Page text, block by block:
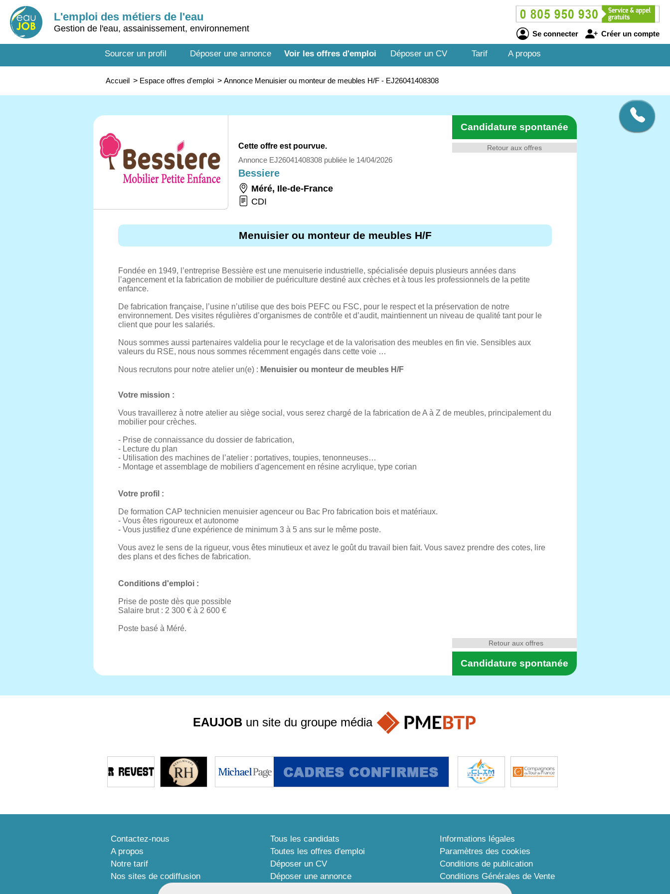
L'emploi des métiers de l'eau
Gestion de l'eau, assainissement, environnement
Se connecter Créer un compte
Sourcer un profil Déposer une annonce Voir les offres d'emploi Déposer un CV Tarif A propos
Accueil > Espace offres d'emploi > Annonce Menuisier ou monteur de meubles H/F - EJ26041408308
Retour aux offres
Candidature spontanée
Cette offre est pourvue.
Annonce EJ26041408308 publiée le 14/04/2026
Bessiere
Méré, Ile-de-France
CDI
Menuisier ou monteur de meubles H/F
Fondée en 1949, l’entreprise Bessière est une menuiserie industrielle, spécialisée depuis plusieurs années dans
l’agencement et la fabrication de mobilier de puériculture destiné aux crèches et à tous les professionnels de la petite
enfance.
De fabrication française, l’usine n’utilise que des bois PEFC ou FSC, pour le respect et la préservation de notre
environnement. Des visites régulières d’organismes de contrôle et d’audit, maintiennent un niveau de qualité tant pour le
client que pour les salariés.
Nous sommes aussi partenaires valdelia pour le recyclage et de la valorisation des meubles en fin vie. Sensibles aux
valeurs du RSE, nous nous sommes récemment engagés dans cette voie …
Nous recrutons pour notre atelier un(e) : Menuisier ou monteur de meubles H/F
Votre mission :
Vous travaillerez à notre atelier au siège social, vous serez chargé de la fabrication de A à Z de meubles, principalement du
mobilier pour crèches.
- Prise de connaissance du dossier de fabrication,
- Lecture du plan
- Utilisation des machines de l’atelier : portatives, toupies, tenonneuses…
- Montage et assemblage de mobiliers d'agencement en résine acrylique, type corian
Votre profil :
De formation CAP technicien menuisier agenceur ou Bac Pro fabrication bois et matériaux.
- Vous êtes rigoureux et autonome
- Vous justifiez d'une expérience de minimum 3 à 5 ans sur le même poste.
Vous avez le sens de la rigueur, vous êtes minutieux et avez le goût du travail bien fait. Vous savez prendre des cotes, lire
des plans et des fiches de fabrication.
Conditions d'emploi :
Prise de poste dès que possible
Salaire brut : 2 300 € à 2 600 €
Poste basé à Méré.
Candidature spontanée
Retour aux offres
EAUJOB un site du groupe média
Contactez-nous
A propos
Notre tarif
Nos sites de codiffusion
Tous les candidats
Toutes les offres d'emploi
Déposer un CV
Déposer une annonce
Informations légales
Paramètres des cookies
Conditions de publication
Conditions Générales de Vente